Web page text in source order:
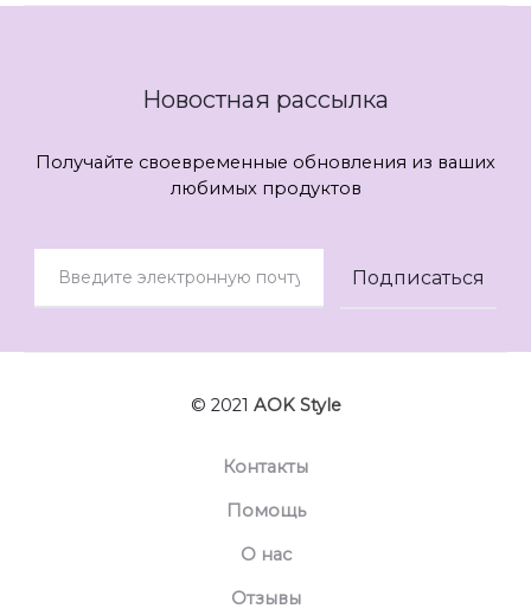
Новостная рассылка
Получайте своевременные обновления из ваших
любимых продуктов
© 2021 AOK Style
Контакты
Помощь
О нас
Отзывы